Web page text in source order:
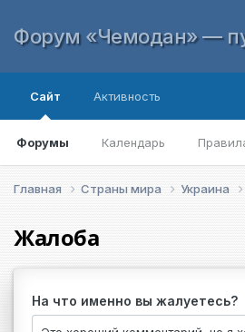
Форум «Чемодан» —
Сайт
Форумы Календарь
Активность
Главная Страны мира Украина
Жалоба
На что именно вы жалуетесь?